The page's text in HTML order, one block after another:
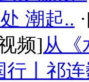
潮起..
频]从《
行丨祁